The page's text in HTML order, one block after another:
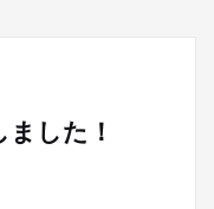
した！